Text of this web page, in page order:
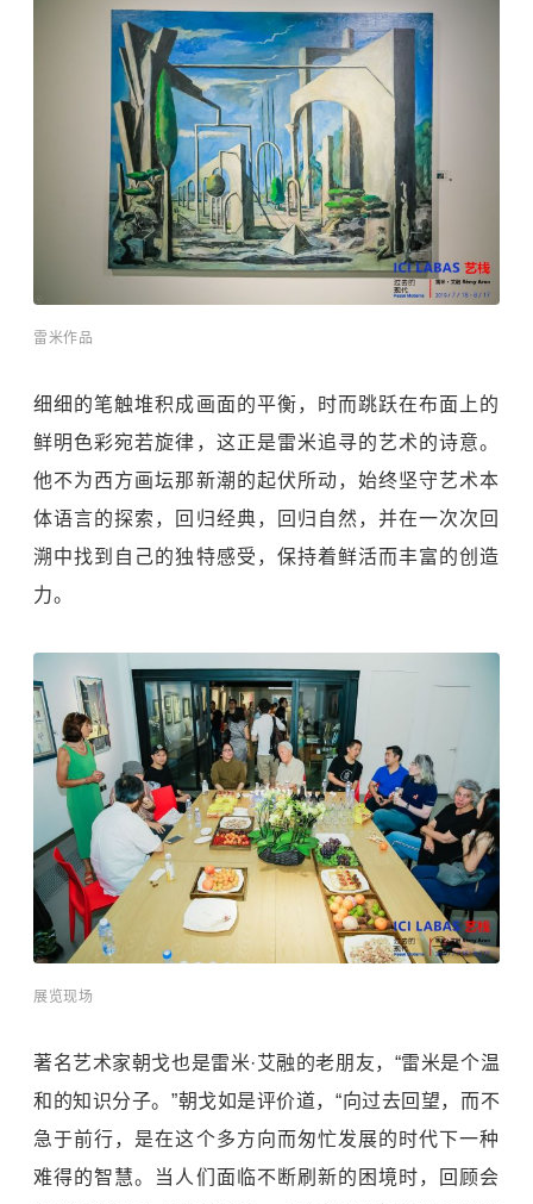
雷米作品
细细的笔触堆积成画面的平衡，时而跳跃在布面上的
鲜明色彩宛若旋律，这正是雷米追寻的艺术的诗意。
他不为西方画坛那新潮的起伏所动，始终坚守艺术本
体语言的探索，回归经典，回归自然，并在一次次回
溯中找到自己的独特感受，保持着鲜活而丰富的创造
力。
展览现场
著名艺术家朝戈也是雷米·艾融的老朋友，“雷米是个温
和的知识分子。”朝戈如是评价道，“向过去回望，而不
急于前行，是在这个多方向而匆忙发展的时代下一种
难得的智慧。当人们面临不断刷新的困境时，回顾会